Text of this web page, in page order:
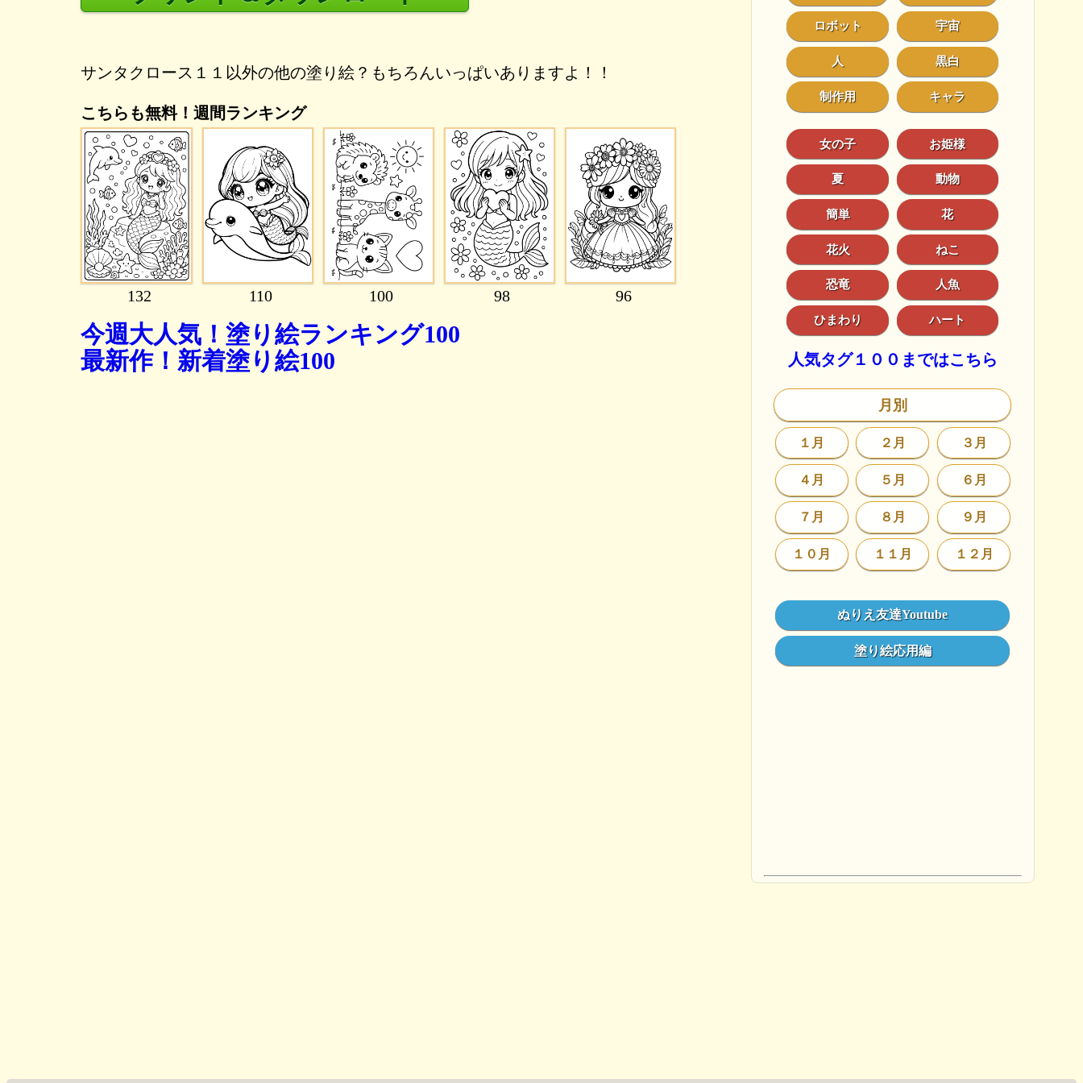
サンタクロース１１以外の他の塗り絵？もちろんいっぱいありますよ！！
こちらも無料！週間ランキング
132 110 100 98 96
今週大人気！塗り絵ランキング100
最新作！新着塗り絵100
ロボット 宇宙
人 黒白
制作用 キャラ
女の子 お姫様
夏 動物
簡単 花
花火 ねこ
恐竜 人魚
ひまわり ハート
人気タグ１００まではこちら
月別
１月 ２月 ３月
４月 ５月 ６月
７月 ８月 ９月
１０月 １１月 １２月
ぬりえ友達Youtube
塗り絵応用編